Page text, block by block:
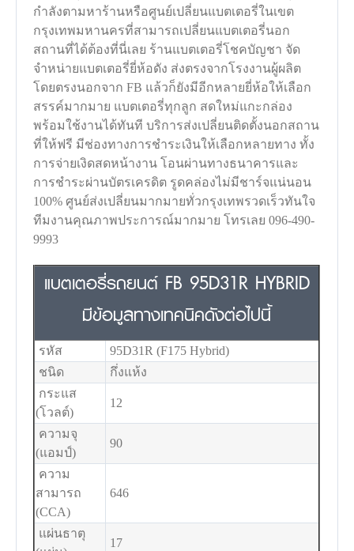
กำลังตามหาร้านหรือศูนย์เปลี่ยนแบตเตอรี่ในเขต
กรุงเทพมหานครที่สามารถเปลี่ยนแบตเตอรี่นอก
สถานที่ได้ต้องที่นี่เลย ร้านแบตเตอรี่โชคบัญชา จัด
จำหน่ายแบตเตอรี่ยี่ห้อดัง ส่งตรงจากโรงงานผู้ผลิต
โดยตรงนอกจาก FB แล้วก็ยังมีอีกหลายยี่ห้อให้เลือก
สรรค์มากมาย แบตเตอรี่ทุกลูก สดใหม่แกะกล่อง
พร้อมใช้งานได้ทันที บริการส่งเปลี่ยนติดตั้งนอกสถาน
ที่ให้ฟรี มีช่องทางการชำระเงินให้เลือกหลายทาง ทั้ง
การจ่ายเงิดสดหน้างาน โอนผ่านทางธนาคารและ
การชำระผ่านบัตรเครดิต รูดคล่องไม่มีชาร์จแน่นอน
100% ศูนย์ส่งเปลี่ยนมากมายทั่วกรุงเทพรวดเร็วทันใจ
ทีมงานคุณภาพประการณ์มากมาย โทรเลย 096-490-
9993
แบตเตอรี่รถยนต์ FB 95D31R HYBRID
มีข้อมูลทางเทคนิคดังต่อไปนี้
รหัส
95D31R (F175 Hybrid)
ชนิด
กึ่งแห้ง
กระแส
(โวลต์)
12
ความจุ
(แอมป์)
90
ความ
สามารถ
(CCA)
646
แผ่นธาตุ
17